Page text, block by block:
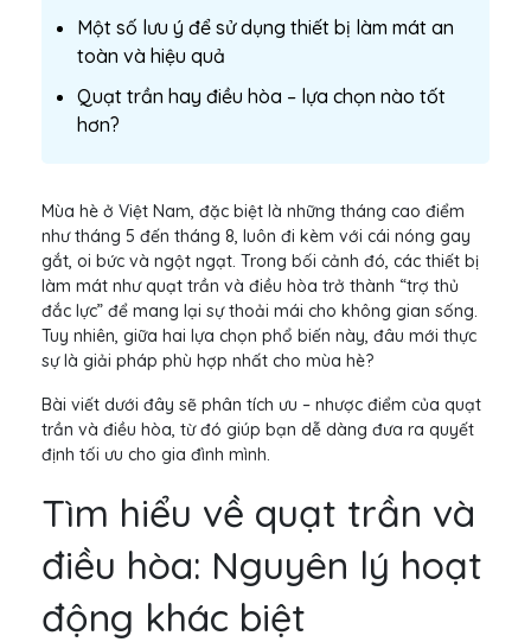
Một số lưu ý để sử dụng thiết bị làm mát an
toàn và hiệu quả
Quạt trần hay điều hòa – lựa chọn nào tốt
hơn?
Mùa hè ở Việt Nam, đặc biệt là những tháng cao điểm
như tháng 5 đến tháng 8, luôn đi kèm với cái nóng gay
gắt, oi bức và ngột ngạt. Trong bối cảnh đó, các thiết bị
làm mát như quạt trần và điều hòa trở thành “trợ thủ
đắc lực” để mang lại sự thoải mái cho không gian sống.
Tuy nhiên, giữa hai lựa chọn phổ biến này, đâu mới thực
sự là giải pháp phù hợp nhất cho mùa hè?
Bài viết dưới đây sẽ phân tích ưu – nhược điểm của quạt
trần và điều hòa, từ đó giúp bạn dễ dàng đưa ra quyết
định tối ưu cho gia đình mình.
Tìm hiểu về quạt trần và
điều hòa: Nguyên lý hoạt
động khác biệt